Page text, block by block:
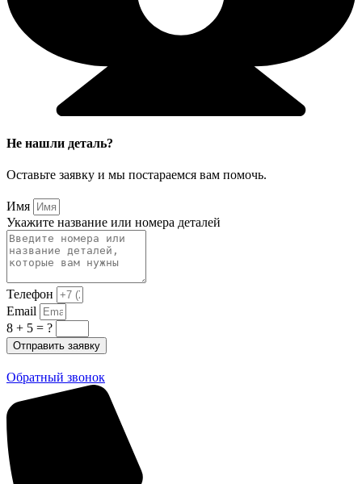
Не нашли деталь?
Оставьте заявку и мы постараемся вам помочь.
Имя
Укажите название или номера деталей
Телефон
Email
8 + 5 = ?
Отправить заявку
Обратный звонок